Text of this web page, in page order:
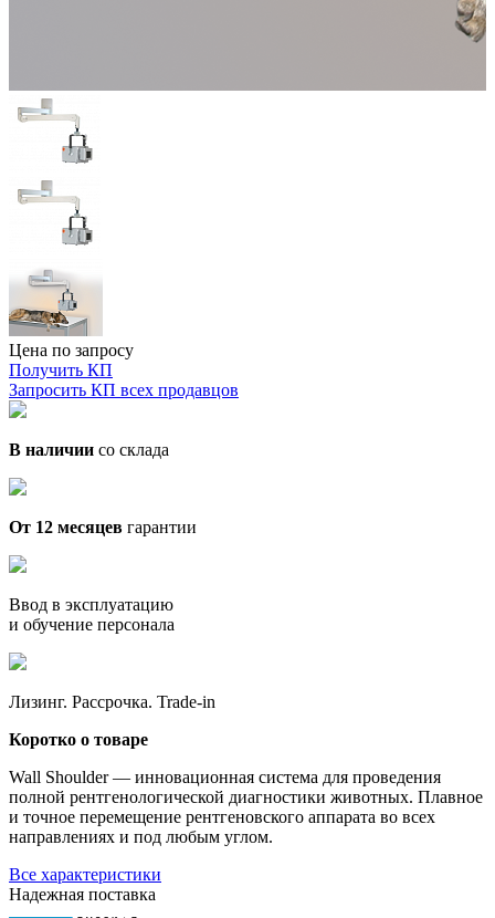
Цена по запросу
Получить КП
Запросить КП всех продавцов
В наличии со склада
От 12 месяцев гарантии
Ввод в эксплуатацию
и обучение персонала
Лизинг. Рассрочка. Trade-in
Коротко о товаре
Wall Shoulder — инновационная система для проведения
полной рентгенологической диагностики животных. Плавное
и точное перемещение рентгеновского аппарата во всех
направлениях и под любым углом.
Все характеристики
Надежная поставка